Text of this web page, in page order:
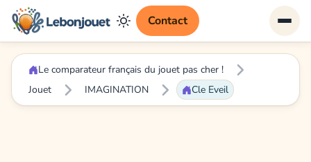
Contact
Le comparateur français du jouet pas cher !
Jouet
IMAGINATION Cle Eveil